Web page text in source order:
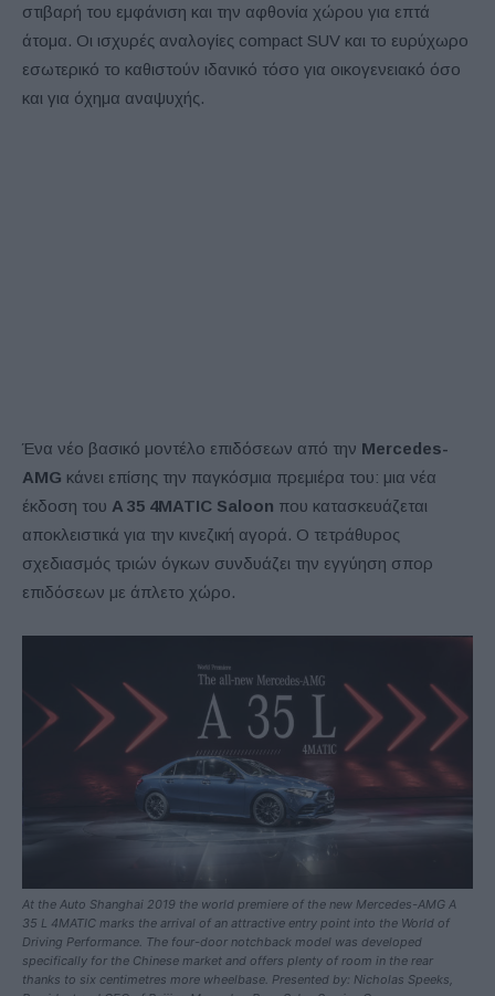
στιβαρή του εμφάνιση και την αφθονία χώρου για επτά
άτομα. Οι ισχυρές αναλογίες compact SUV και το ευρύχωρο
εσωτερικό το καθιστούν ιδανικό τόσο για οικογενειακό όσο
και για όχημα αναψυχής.
Ένα νέο βασικό μοντέλο επιδόσεων από την Mercedes-
AMG κάνει επίσης την παγκόσμια πρεμιέρα του: μια νέα
έκδοση του A 35 4MATIC Saloon που κατασκευάζεται
αποκλειστικά για την κινεζική αγορά. Ο τετράθυρος
σχεδιασμός τριών όγκων συνδυάζει την εγγύηση σπορ
επιδόσεων με άπλετο χώρο.
At the Auto Shanghai 2019 the world premiere of the new Mercedes-AMG A
35 L 4MATIC marks the arrival of an attractive entry point into the World of
Driving Performance. The four-door notchback model was developed
specifically for the Chinese market and offers plenty of room in the rear
thanks to six centimetres more wheelbase. Presented by: Nicholas Speeks,